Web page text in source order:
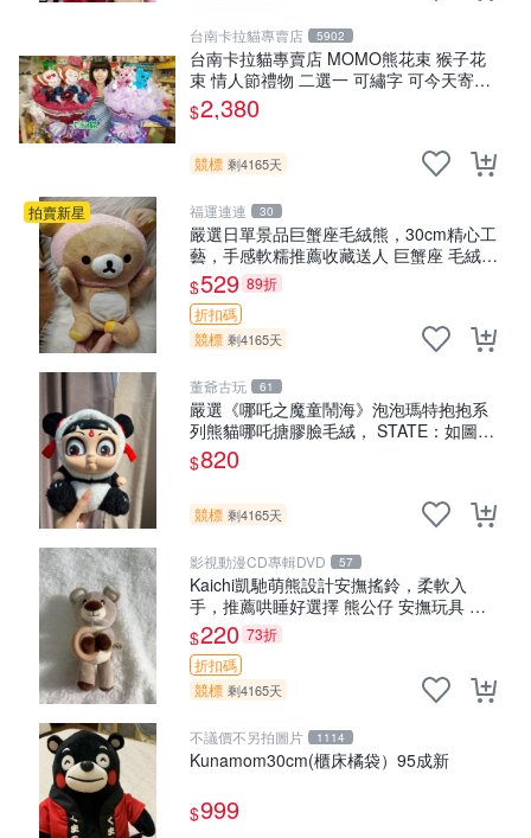
台南卡拉貓專賣店 5902
台南卡拉貓專賣店 MOMO熊花束 猴子花
束 情人節禮物 二選一 可繡字 可今天寄明
天到
$2,380
競標 剩4165天
拍賣新星 福運連連 30
嚴選日單景品巨蟹座毛絨熊，30cm精心工
藝，手感軟糯推薦收藏送人 巨蟹座 毛絨玩
具 精緻做工
$529 89折
折扣碼
競標 剩4165天
董爺古玩 61
嚴選《哪吒之魔童鬧海》泡泡瑪特抱抱系
列熊貓哪吒搪膠臉毛絨， STATE：如圖顯
示 哪吒 毛絨公仔 泡泡瑪特
$820
競標 剩4165天
影視動漫CD專輯DVD 57
Kaichi凱馳萌熊設計安撫搖鈴，柔軟入
手，推薦哄睡好選擇 熊公仔 安撫玩具 喂
食環
$220 73折
折扣碼
競標 剩4165天
不議價不另拍圖片 1114
Kunamom30cm(櫃床橘袋）95成新
$999